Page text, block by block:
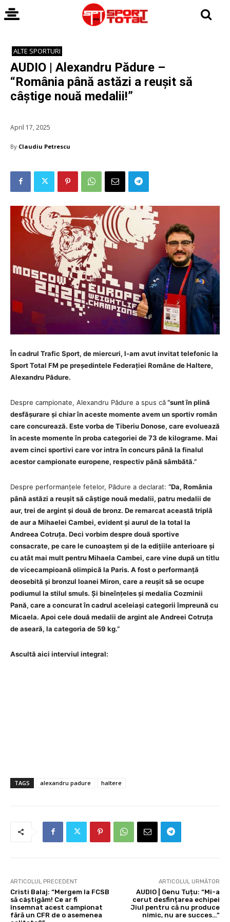
ALTE SPORTURI
AUDIO | Alexandru Pădure –
“România până astăzi a reușit să
câștige nouă medalii!”
April 17, 2025
By Claudiu Petrescu
În cadrul Trafic Sport, de miercuri, l-am avut invitat telefonic la
Sport Total FM pe președintele Federației Române de Haltere,
Alexandru Pădure.
Despre campionate, Alexandru Pădure a spus că“sunt în plină
desfășurare și chiar în aceste momente avem un sportiv român
care concurează. Este vorba de Tiberiu Donose, care evoluează
în aceste momente în proba categoriei de 73 de kilograme. Mai
avem cinci sportivi care vor intra în concurs până la finalul
acestor campionate europene, respectiv până sâmbătă.”
Despre performanțele fetelor, Pădure a declarat: “Da, România
până astăzi a reușit să câștige nouă medalii, patru medalii de
aur, trei de argint și două de bronz. De remarcat această triplă
de aur a Mihaelei Cambei, evident și aurul de la total la
Andreea Cotruța. Deci vorbim despre două sportive
consacrate, pe care le cunoaștem și de la edițiile anterioare și
cu atât mai mult pentru Mihaela Cambei, care vine după un titlu
de vicecampioană olimpică la Paris. A fost o performanță
deosebită și bronzul Ioanei Miron, care a reușit să se ocupe
podiumul la stilul smuls. Și bineînțeles și medalia Cozminii
Pană, care a concurat în cadrul aceleiași categorii împreună cu
Micaela. Apoi cele două medalii de argint ale Andreei Cotruța
de aseară, la categoria de 59 kg.”
Ascultă aici interviul integral:
TAGS alexandru padure haltere
ARTICOLUL PRECEDENT
Cristi Balaj: “Mergem la FCSB
să câștigăm! Ce ar fi
însemnat acest campionat
fără un CFR de o asemenea
ARTICOLUL URMĂTOR
AUDIO | Genu Tuțu: “Mi-a
cerut desfințarea echipei
Jiul pentru că nu produce
nimic, nu are succes…”